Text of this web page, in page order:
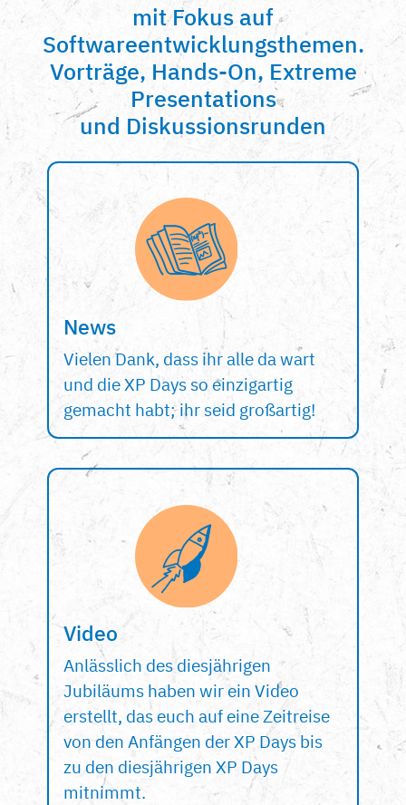
mit Fokus auf
Softwareentwicklungsthemen.
Vorträge, Hands-On, Extreme
Presentations
und Diskussionsrunden
News
Vielen Dank, dass ihr alle da wart
und die XP Days so einzigartig
gemacht habt; ihr seid großartig!
Video
Anlässlich des diesjährigen
Jubiläums haben wir ein Video
erstellt, das euch auf eine Zeitreise
von den Anfängen der XP Days bis
zu den diesjährigen XP Days
mitnimmt.